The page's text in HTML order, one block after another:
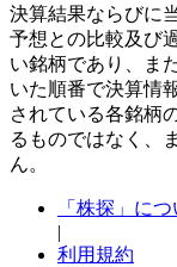
決算結果ならびに
予想との比較及び
い銘柄であり、ま
いた順番で決算情
されている各銘柄
るものではなく、
ん。
「株探」につ
|
利用規約